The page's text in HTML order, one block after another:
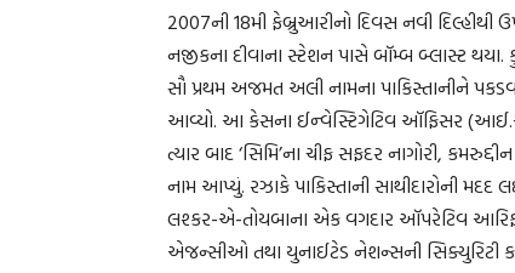
2007ની 18મી ફેબ્રુઆરીનો દિવસ નવી
નજીકના દીવાના સ્ટેશન પાસે બૉમ્બ બ્લાસ્ટ
સૌ પ્રથમ અજમત અલી નામના પાકિસ્તાનીને
આવ્યો. આ કેસના ઈન્વેસ્ટિગેટિવ ઑફિસર
ત્યાર બાદ ‘સિમિ’ના ચીફ સફદર નાગોરી,
નામ આપ્યું. રઝાકે પાકિસ્તાની સાથીદારોની
લશ્કર-એ-તોયબાના એક વગદાર ઑપરેટિવ આરિફ
એજન્સીઓ તથા યુનાઈટેડ નેશન્સની સિક્યુરિટી